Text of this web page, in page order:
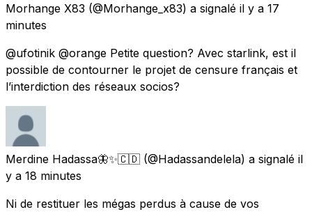
Morhange X83 (@Morhange_x83) a signalé il y a 17
minutes
@ufotinik @orange Petite question? Avec starlink, est il
possible de contourner le projet de censure français et
l’interdiction des réseaux socios?
Merdine Hadassa🦋✨🇨🇩 (@Hadassandelela) a signalé il
y a 18 minutes
Ni de restituer les mégas perdus à cause de vos